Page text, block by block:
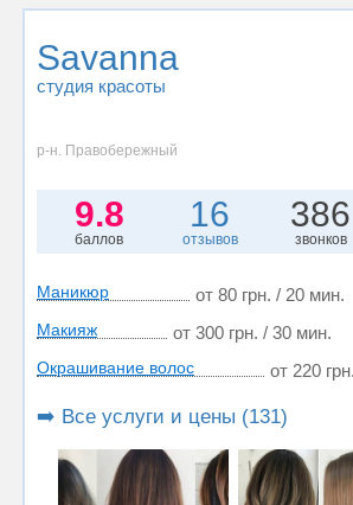
Savanna
студия красоты
р-н. Правобережный
9.8
баллов
16
отзывов
386
звонков
Маникюр от 80 грн. / 20 мин.
Макияж от 300 грн. / 30 мин.
Окрашивание волос от 220
➡️ Все услуги и цены (131)